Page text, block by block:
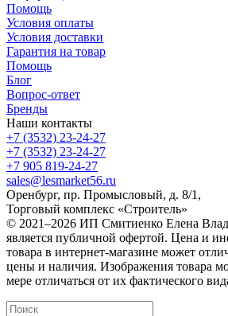
Помощь
Условия оплаты
Условия доставки
Гарантия на товар
Помощь
Блог
Вопрос-ответ
Бренды
Наши контакты
+7 (3532) 23-24-27
+7 (3532) 23-24-27
+7 905 819-24-27
sales@lesmarket56.ru
Оренбург, пр. Промысловый, д. 8/1,
Торговый комплекс «Строитель»
© 2021–2026 ИП Смитиенко Елена
является публичной офертой. Цена и
товара в интернет-магазине может
цены и наличия. Изображения товара
мере отличаться от их фактического